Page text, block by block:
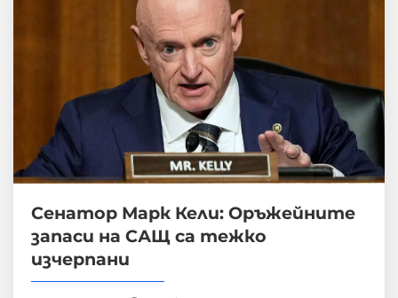
Сенатор Марк Кели: Оръжейните
запаси на САЩ са тежко
изчерпани